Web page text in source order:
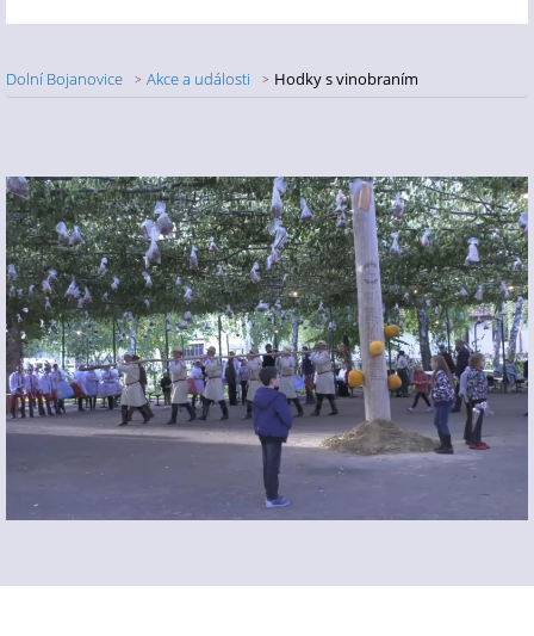
Dolní Bojanovice Akce a události Hodky s vinobraním
Nadpis článku